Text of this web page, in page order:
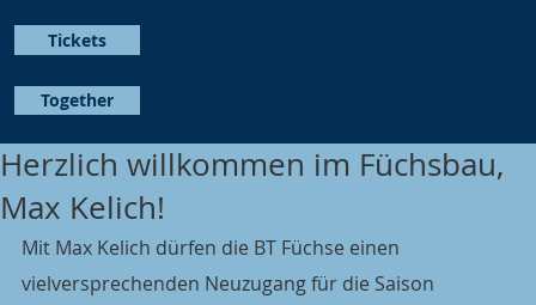
Together
Tickets
Herzlich willkommen im Füchsbau,
Max Kelich!
Mit Max Kelich dürfen die BT Füchse einen
vielversprechenden Neuzugang für die Saison